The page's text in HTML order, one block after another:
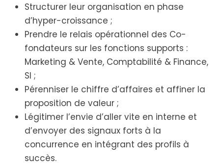
Structurer leur organisation en phase
d’hyper-croissance ;
Prendre le relais opérationnel des Co-
fondateurs sur les fonctions supports :
Marketing & Vente, Comptabilité & Finance,
SI ;
Pérenniser le chiffre d’affaires et affiner la
proposition de valeur ;
Légitimer l’envie d’aller vite en interne et
d’envoyer des signaux forts à la
concurrence en intégrant des profils à
succès.